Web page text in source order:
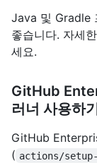
Java 및 Gradle
좋습니다. 자세
세요.
GitHub
러너 사용하
GitHub
( actions/setup-